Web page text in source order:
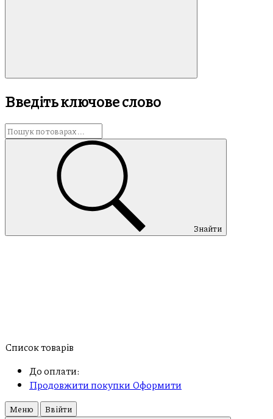
Введіть ключове слово
Знайти
Список товарів
До оплати:
Продовжити покупкиОформити
Меню Ввійти